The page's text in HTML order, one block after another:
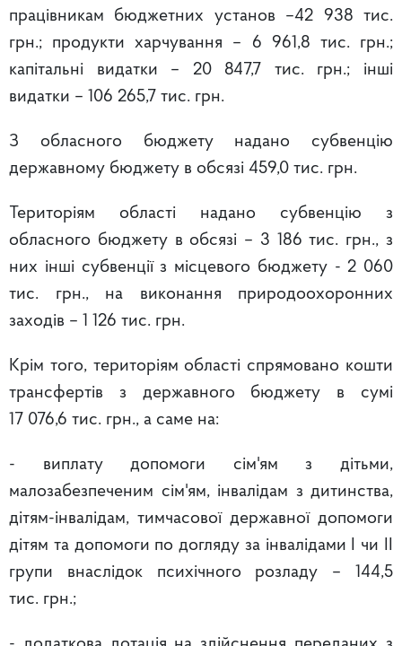
працівникам бюджетних установ –42 938 тис.
грн.; продукти харчування – 6 961,8 тис. грн.;
капітальні видатки – 20 847,7 тис. грн.; інші
видатки – 106 265,7 тис. грн.
З обласного бюджету надано субвенцію
державному бюджету в обсязі 459,0 тис. грн.
Територіям області надано субвенцію з
обласного бюджету в обсязі – 3 186 тис. грн., з
них інші субвенції з місцевого бюджету - 2 060
тис. грн., на виконання природоохоронних
заходів – 1 126 тис. грн.
Крім того, територіям області спрямовано кошти
трансфертів з державного бюджету в сумі
17 076,6 тис. грн., а саме на:
- виплату допомоги сім'ям з дітьми,
малозабезпеченим сім'ям, інвалідам з дитинства,
дітям-інвалідам, тимчасової державної допомоги
дітям та допомоги по догляду за інвалідами I чи II
групи внаслідок психічного розладу – 144,5
тис. грн.;